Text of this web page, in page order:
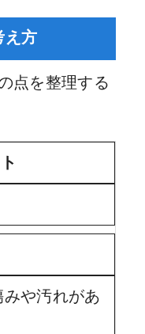
え方
点を整理する
や汚れがあ